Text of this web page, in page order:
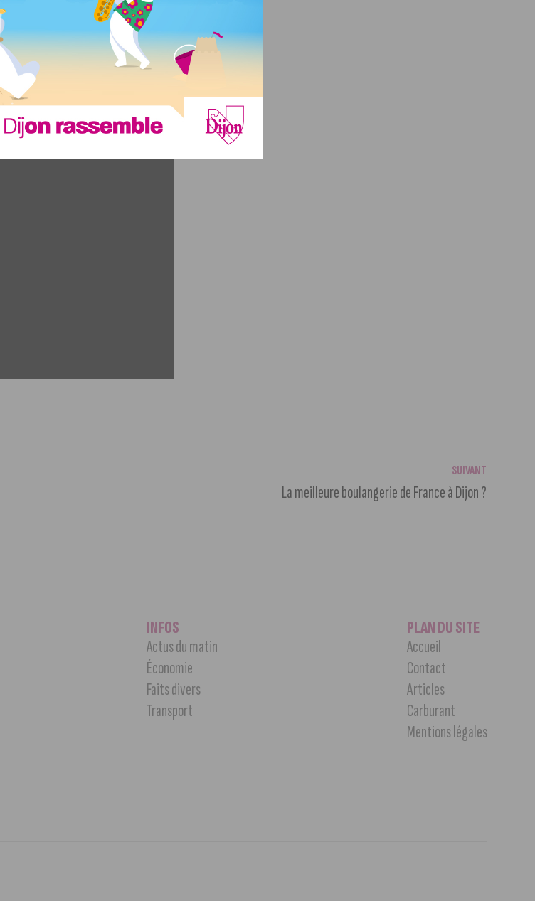
SUIVANT
La meilleure boulangerie de France à Dijon ?
INFOS
Actus du matin
Économie
Faits divers
Transport
PLAN DU SITE
Accueil
Contact
Articles
Carburant
Mentions légales